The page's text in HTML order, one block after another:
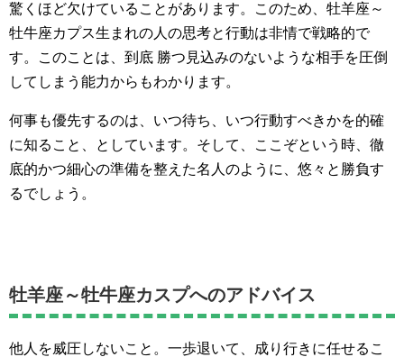
驚くほど欠けていることがあります。このため、牡羊座～
牡牛座カプス生まれの人の思考と行動は非情で戦略的で
す。このことは、到底 勝つ見込みのないような相手を圧倒
してしまう能力からもわかります。
何事も優先するのは、いつ待ち、いつ行動すべきかを的確
に知ること、としています。そして、ここぞという時、徹
底的かつ細心の準備を整えた名人のように、悠々と勝負す
るでしょう。
牡羊座～牡牛座カスプへのアドバイス
他人を威圧しないこと。一歩退いて、成り行きに任せるこ